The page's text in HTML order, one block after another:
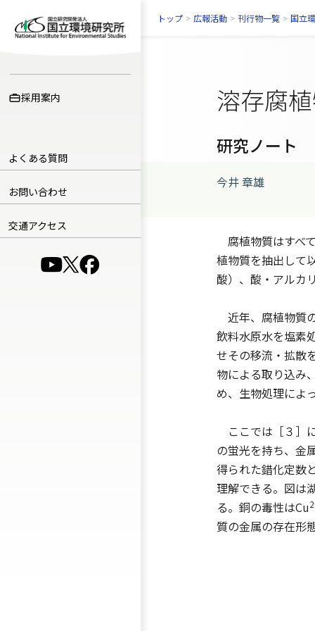
採用案内
よくある質問
お問い合わせ
交通アクセス
（別ウインドウで開きます）
（別ウインドウで開きます）
（別ウインドウで開きます）
トップ > 広報活動 > 刊行物一覧 > 国立
溶存腐
研究ノート
今井 章雄
腐植物質はすべ
植物質を抽出して
酸）、酸・アルカ
近年、腐植物質
飲料水原水を塩素
せその移流・拡散
物による取り込み
め、生物処理によ
ここでは［３］
の蛍光を持ち、金
得られた錯化定数
理解できる。図は
る。銅の毒性はCu
質の金属の存在形